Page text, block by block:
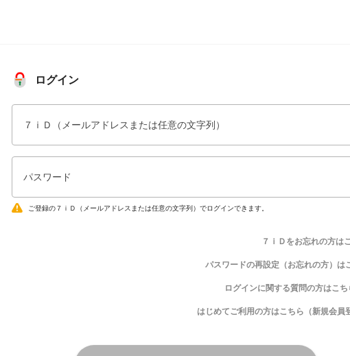
ログイン
７ｉＤ（メールアドレスまたは任意の文字列）
パスワード
ご登録の７ｉＤ（メールアドレスまたは任意の文字列）でログインできます。
７ｉＤをお忘れの方は
パスワードの再設定（お忘れの方）は
ログインに関する質問の方はこち
はじめてご利用の方はこちら（新規会員